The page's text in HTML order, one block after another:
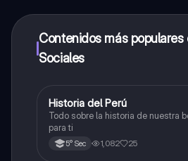
a determinadas funciones.
Contenidos más populares
Sociales
Ciencias Sociales
Historia del Perú
Todo sobre la historia de nuestra
para ti
5° Sec 1,082 25